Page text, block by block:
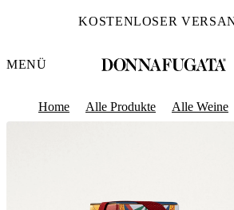
KOSTENLOSER
MENÜ
Home Alle Produkte Alle Weine